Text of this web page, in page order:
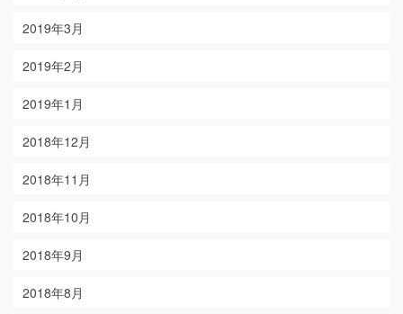
2019年3月
2019年2月
2019年1月
2018年12月
2018年11月
2018年10月
2018年9月
2018年8月